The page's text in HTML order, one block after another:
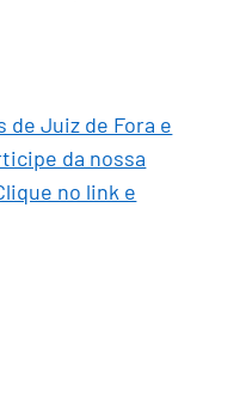
de Juiz de Fora e
da nossa
no link e